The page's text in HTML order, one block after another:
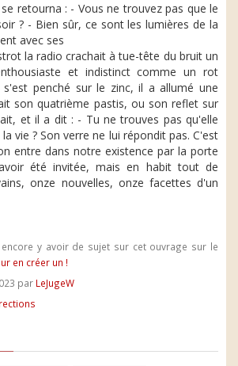
retourna : - Vous ne trouvez pas que le
? - Bien sûr, ce sont les lumières de la
avec ses
la radio crachait à tue-tête du bruit un
et indistinct comme un rot
penché sur le zinc, il a allumé une
son quatrième pastis, ou son reflet sur
et il a dit : - Tu ne trouves pas qu'elle
vie ? Son verre ne lui répondit pas. C'est
entre dans notre existence par la porte
été invitée, mais en habit tout de
onze nouvelles, onze facettes d'un
y avoir de sujet sur cet ouvrage sur le
en créer un !
par LeJugeW